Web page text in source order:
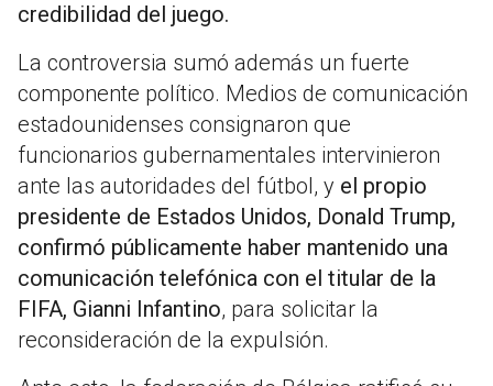
credibilidad del juego.
La controversia sumó además un fuerte
componente político. Medios de comunicación
estadounidenses consignaron que
funcionarios gubernamentales intervinieron
ante las autoridades del fútbol, y el propio
presidente de Estados Unidos, Donald Trump,
confirmó públicamente haber mantenido una
comunicación telefónica con el titular de la
FIFA, Gianni Infantino, para solicitar la
reconsideración de la expulsión.